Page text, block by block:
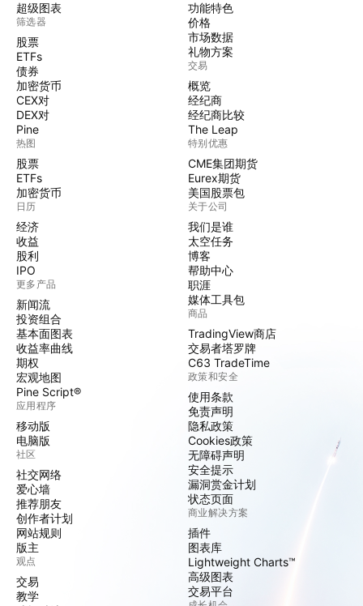
超级图表
筛选器
股票
ETFs
债券
加密货币
CEX对
DEX对
Pine
热图
股票
ETFs
加密货币
日历
经济
收益
股利
IPO
更多产品
新闻流
投资组合
基本面图表
收益率曲线
期权
宏观地图
Pine Script®
应用程序
移动版
电脑版
社区
社交网络
爱心墙
推荐朋友
创作者计划
网站规则
版主
观点
交易
教学
功能特色
价格
市场数据
礼物方案
交易
概览
经纪商
经纪商比较
The Leap
特别优惠
CME集团期货
Eurex期货
美国股票包
关于公司
我们是谁
太空任务
博客
帮助中心
职涯
媒体工具包
商品
TradingView商店
交易者塔罗牌
C63 TradeTime
政策和安全
使用条款
免责声明
隐私政策
Cookies政策
无障碍声明
安全提示
漏洞赏金计划
状态页面
商业解决方案
插件
图表库
Lightweight Charts™
高级图表
交易平台